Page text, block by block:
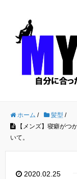
ホーム / 髪型 /
【メンズ】寝癖がつ
いて。
2020.02.25